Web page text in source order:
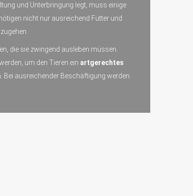
und Unterbringung legt, muss einige
nicht nur ausreichend Futter und
die sie zwingend ausleben müssen.
um den Tieren ein artgerechtes
Bei ausreichender Beschäftigung werden